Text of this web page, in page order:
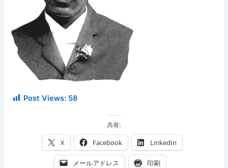
Post Views: 58
共有:
X Facebook LinkedIn
メールアドレス 印刷